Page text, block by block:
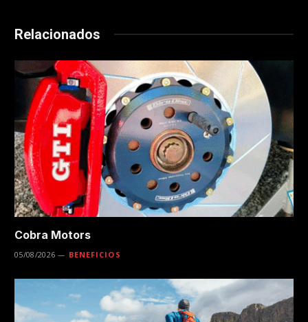
Relacionados
Cobra Motors
05/08/2026 BENEFICIOS